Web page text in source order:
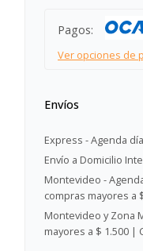
Pagos:
Ver opciones de
Envíos
Express - Agenda
Envío a Domicilio
Montevideo -
compras mayores a
Montevideo y Zona
mayores a $ 1.500 |